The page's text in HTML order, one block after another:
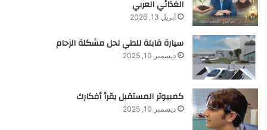
الغذائي العربي
أبريل 13, 2026
سيارة قابلة للطي لحل مشكلة الزحام
ديسمبر 10, 2025
كمبيوتر المستقبل يقرأ أفكارك
ديسمبر 10, 2025